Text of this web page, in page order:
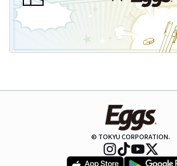
© TOKYU CORPORATION.